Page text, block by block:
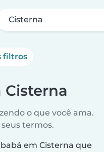
Cisterna
filtros
o que você ama.
termos.
em Cisterna que